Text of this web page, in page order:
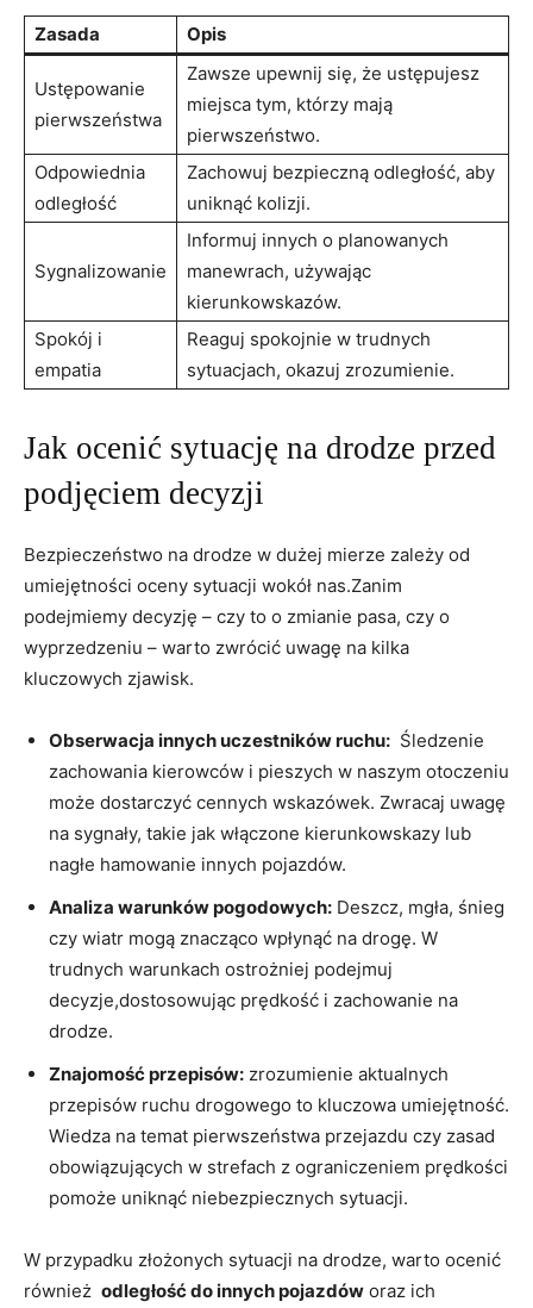
Zasada Opis
Ustępowanie
pierwszeństwa
Zawsze upewnij się, że ustępujesz
‍miejsca tym, ⁣którzy mają
pierwszeństwo.
Odpowiednia⁣
odległość
Zachowuj bezpieczną odległość, ‌aby
uniknąć kolizji.
Sygnalizowanie
Informuj innych o planowanych
manewrach, używając‍
kierunkowskazów.
Spokój⁤ i
empatia
Reaguj spokojnie w trudnych
‍sytuacjach, okazuj zrozumienie.
Jak ocenić sytuację na drodze przed
podjęciem decyzji
Bezpieczeństwo na drodze w dużej mierze⁤ zależy od
umiejętności oceny sytuacji wokół nas.Zanim ​
podejmiemy decyzję – czy to o​ zmianie‍ pasa,​ czy o
wyprzedzeniu ⁣– warto‌ zwrócić uwagę na kilka
kluczowych​ zjawisk.
Obserwacja‍ innych uczestników ​ruchu: ⁢ Śledzenie⁤
zachowania kierowców i⁢ pieszych w naszym otoczeniu
może dostarczyć cennych wskazówek. Zwracaj uwagę‍
na sygnały, takie jak włączone kierunkowskazy lub⁢
nagłe ‌hamowanie innych pojazdów.
Analiza warunków pogodowych: Deszcz, mgła, śnieg
czy wiatr‍ mogą‍ znacząco wpłynąć na ⁣drogę. ​W
trudnych warunkach‍ ostrożniej podejmuj
decyzje,dostosowując prędkość i zachowanie na
drodze.
Znajomość⁣ przepisów: zrozumienie aktualnych​
przepisów ruchu drogowego ‌to⁢ kluczowa umiejętność.
Wiedza na temat‌ pierwszeństwa przejazdu czy zasad
obowiązujących w ‌strefach z ograniczeniem prędkości
pomoże uniknąć niebezpiecznych​ sytuacji.
W przypadku złożonych sytuacji na ⁤drodze, warto ocenić
również ‍ odległość do ‍innych pojazdów oraz‍ ich